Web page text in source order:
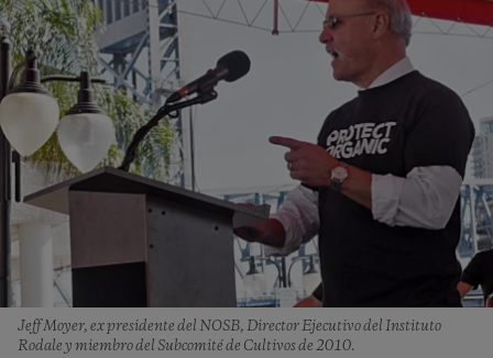
Jeff Moyer, ex presidente del NOSB, Director Ejecutivo del Instituto
Rodale y miembro del Subcomité de Cultivos de 2010.